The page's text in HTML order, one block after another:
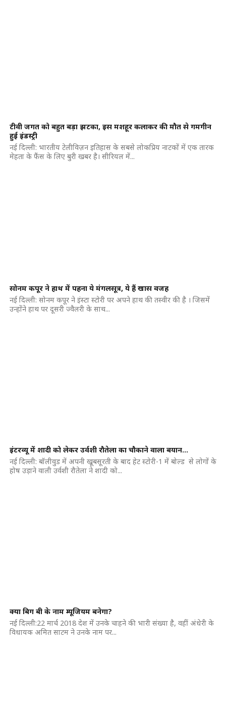
टीवी जगत को बहुत बड़ा झटका, इस मशहूर कलाकर की मौत से गमगीन
हुई इंडस्ट्री
नई दिल्ली: भारतीय टेलीविज़न इतिहास के सबसे लोकप्रिय नाटकों में एक तारक
मेहता के फैंस के लिए बुरी खबर है। सीरियल में...
सोनम कपूर ने हाथ में पहना ये मंगलसूत्र, ये हैं खास वजह
नई दिल्ली: सोनम कपूर ने इंस्टा स्टोरी पर अपने हाथ की तस्वीर की है । जिसमें
उन्होंने हाथ पर दूसरी ज्वैलरी के साथ...
इंटरव्यू में शादी को लेकर उर्वशी रौतेला का चौकाने वाला बयान…
नई दिल्ली: बॉलीवुड में अपनी खूबसूरती के बाद हेट स्टोरी-1 में बोल्ड से लोगों के
होष उड़ाने वाली उर्वशी रौतेला ने शादी को...
क्या बिग बी के नाम म्यूजियम बनेगा?
नई दिल्ली:22 मार्च 2018 देश में उनके चाहने की भारी संख्या है, वहीं अंधेरी के
विधायक अमित साटम ने उनके नाम पर...